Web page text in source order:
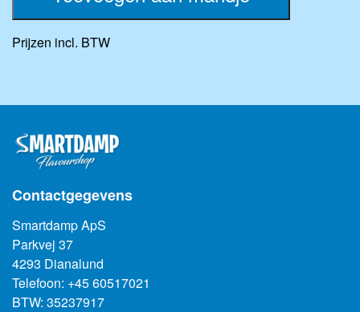
voor de hand liggende keuze om in huis te hebben.
Prijzen incl. BTW
Contactgegevens
Smartdamp ApS
Parkvej 37
4293 Dianalund
Telefoon: +45 60517021
BTW: 35237917